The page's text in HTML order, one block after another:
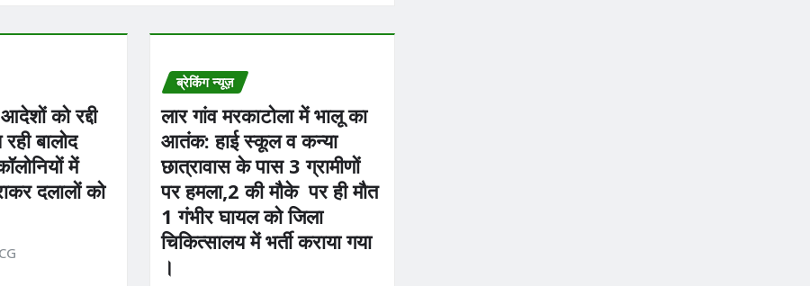
को रद्दी
बालोद
में
दलालों को
ब्रेकिंग न्यूज़
लार गांव मरकाटोला में भालू का
आतंक: हाई स्कूल व कन्या
छात्रावास के पास 3 ग्रामीणों
पर हमला,2 की मौके पर ही मौत
1 गंभीर घायल को जिला
चिकित्सालय में भर्ती कराया गया
।